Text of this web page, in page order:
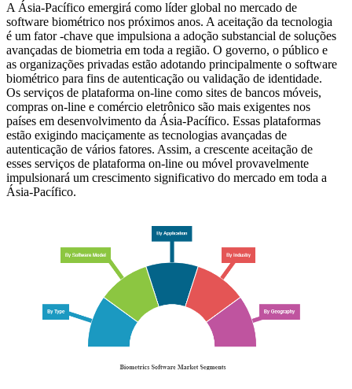
A Ásia-Pacífico emergirá como líder global no mercado de
software biométrico nos próximos anos. A aceitação da tecnologia
é um fator -chave que impulsiona a adoção substancial de soluções
avançadas de biometria em toda a região. O governo, o público e
as organizações privadas estão adotando principalmente o software
biométrico para fins de autenticação ou validação de identidade.
Os serviços de plataforma on-line como sites de bancos móveis,
compras on-line e comércio eletrônico são mais exigentes nos
países em desenvolvimento da Ásia-Pacífico. Essas plataformas
estão exigindo maciçamente as tecnologias avançadas de
autenticação de vários fatores. Assim, a crescente aceitação de
esses serviços de plataforma on-line ou móvel provavelmente
impulsionará um crescimento significativo do mercado em toda a
Ásia-Pacífico.